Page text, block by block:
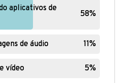
aplicativos de
58%
aplicativos de
58%
de áudio 11%
de áudio 11%
vídeo 5%
vídeo 5%